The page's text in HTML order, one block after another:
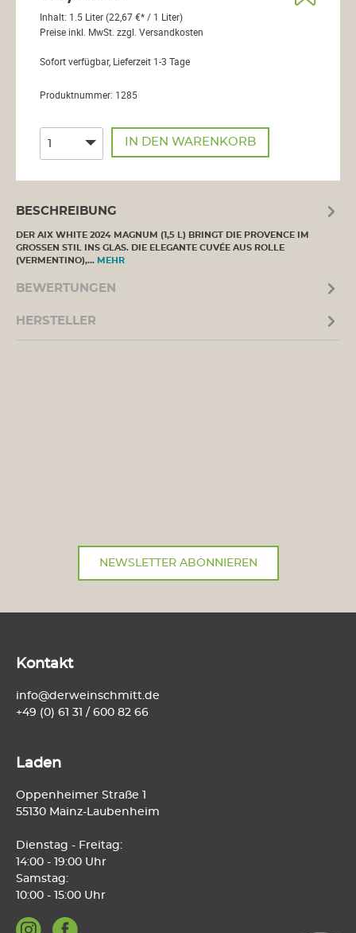
Inhalt: 1.5 Liter(22,67 €* / 1 Liter)
Preise inkl. MwSt. zzgl. Versandkosten
Sofort verfügbar, Lieferzeit 1-3 Tage
Produktnummer: 1285
IN DEN WARENKORB
BESCHREIBUNG
DER AIX WHITE 2024 MAGNUM (1,5 L) BRINGT DIE PROVENCE IM
GROSSEN STIL INS GLAS. DIE ELEGANTE CUVÉE AUS ROLLE
(VERMENTINO),… MEHR
BEWERTUNGEN
HERSTELLER
NEWSLETTER ABONNIEREN
Kontakt
info@derweinschmitt.de
+49 (0) 61 31 / 600 82 66
Laden
Oppenheimer Straße 1
55130 Mainz-Laubenheim
Dienstag - Freitag:
14:00 - 19:00 Uhr
Samstag:
10:00 - 15:00 Uhr